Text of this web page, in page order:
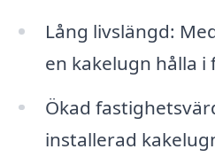
Lång livslängd:
en kakelugn hålla i
Ökad
installerad